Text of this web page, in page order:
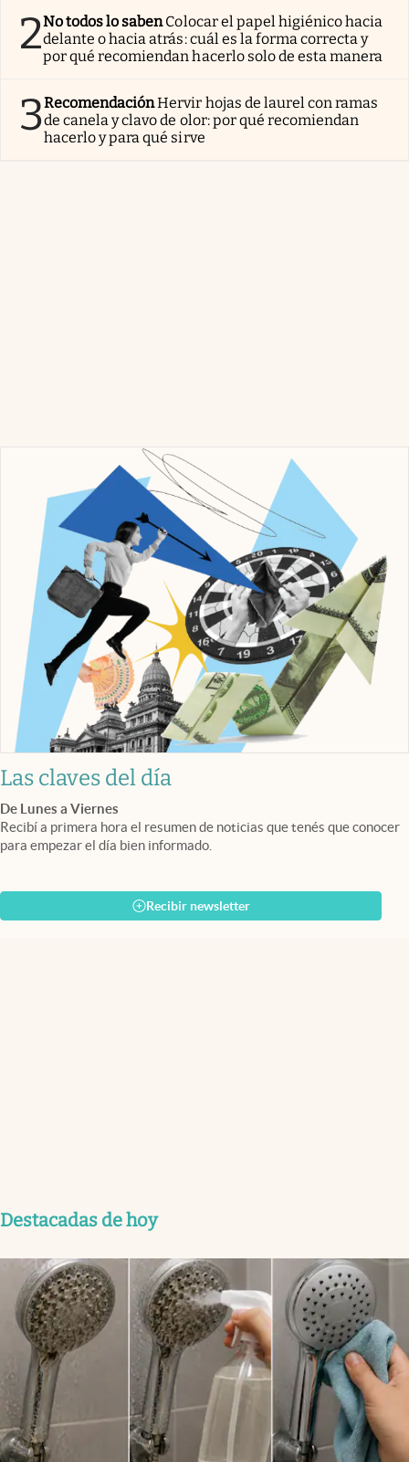
2No todos lo sabenColocar el papel higiénico hacia
delante o hacia atrás: cuál es la forma correcta y
por qué recomiendan hacerlo solo de esta manera
3RecomendaciónHervir hojas de laurel con ramas
de canela y clavo de olor: por qué recomiendan
hacerlo y para qué sirve
Las claves del día
De Lunes a Viernes
Recibí a primera hora el resumen de noticias que tenés que conocer
para empezar el día bien informado.
Recibir newsletter
Destacadas de hoy